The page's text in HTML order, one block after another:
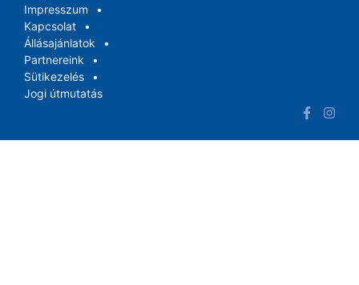
Impresszum
Kapcsolat
Állásajánlatok
Partnereink
Sütikezelés
Jogi útmutatás